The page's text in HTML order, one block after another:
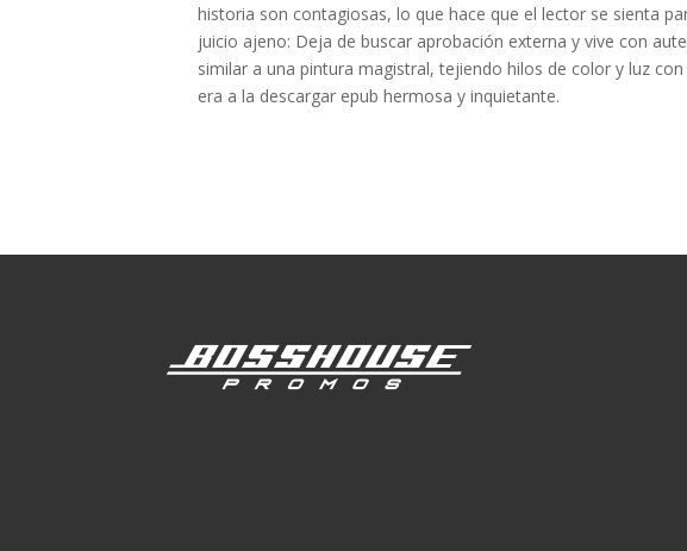
historia son contagiosas, lo que hace que el lector se sienta
juicio ajeno: Deja de buscar aprobación externa y vive con
similar a una pintura magistral, tejiendo hilos de color y luz
era a la descargar epub hermosa y inquietante.